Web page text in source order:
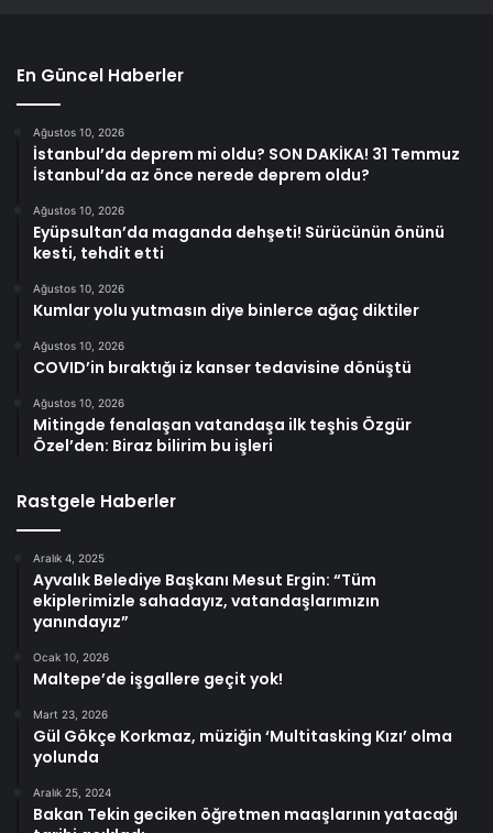
En Güncel Haberler
Ağustos 10, 2026
İstanbul’da deprem mi oldu? SON DAKİKA! 31 Temmuz
İstanbul’da az önce nerede deprem oldu?
Ağustos 10, 2026
Eyüpsultan’da maganda dehşeti! Sürücünün önünü
kesti, tehdit etti
Ağustos 10, 2026
Kumlar yolu yutmasın diye binlerce ağaç diktiler
Ağustos 10, 2026
COVID’in bıraktığı iz kanser tedavisine dönüştü
Ağustos 10, 2026
Mitingde fenalaşan vatandaşa ilk teşhis Özgür
Özel’den: Biraz bilirim bu işleri
Rastgele Haberler
Aralık 4, 2025
Ayvalık Belediye Başkanı Mesut Ergin: “Tüm
ekiplerimizle sahadayız, vatandaşlarımızın
yanındayız”
Ocak 10, 2026
Maltepe’de işgallere geçit yok!
Mart 23, 2026
Gül Gökçe Korkmaz, müziğin ‘Multitasking Kızı’ olma
yolunda
Aralık 25, 2024
Bakan Tekin geciken öğretmen maaşlarının yatacağı